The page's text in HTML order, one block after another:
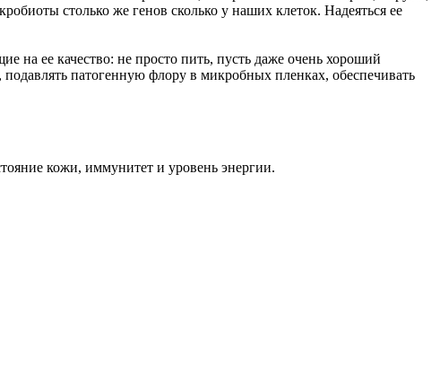
столько же генов сколько у наших клеток. Надеяться ее
на ее качество: не просто пить, пусть даже очень хороший
патогенную флору в микробных пленках, обеспечивать
кожи, иммунитет и уровень энергии.